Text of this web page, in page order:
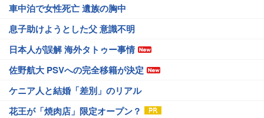
車中泊で女性死亡 遺族の胸中
息子助けようとした父 意識不明
日本人が誤解 海外タトゥー事情
佐野航大 PSVへの完全移籍が決定
ケニア人と結婚「差別」のリアル
花王が「焼肉店」限定オープン？